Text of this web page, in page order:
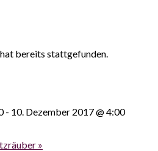
bereits stattgefunden.
- 10. Dezember 2017 @ 4:00
»